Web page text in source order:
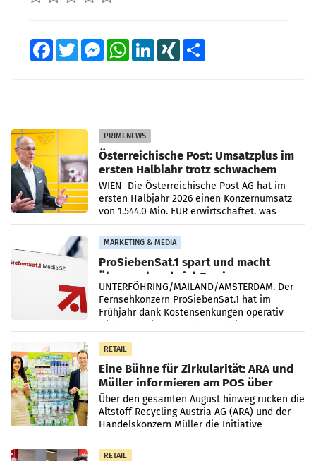
FacebookTwitter MessengerWhatsAppLinkedInXING
PRIMENEWS
Österreichische Post: Umsatzplus im
ersten Halbjahr trotz schwachem
Briefgeschäft
WIEN Die Österreichische Post AG hat im
ersten Halbjahr 2026 einen Konzernumsatz
von 1.544,0 Mio. EUR erwirtschaftet, was
einem Plus von 3,8 Prozent gegenüber dem
Vergleichszeitraum
MARKETING & MEDIA
ProSiebenSat.1 spart und macht
überraschend viel Gewinn
UNTERFÖHRING/MAILAND/AMSTERDAM. Der
Fernsehkonzern ProSiebenSat.1 hat im
Frühjahr dank Kostensenkungen operativ
RETAIL
Eine Bühne für Zirkularität: ARA und
Müller informieren am POS über
Kreislauffähigkeit
Über den gesamten August hinweg rücken die
Altstoff Recycling Austria AG (ARA) und der
Handelskonzern Müller die Initiative
„Kreislauf-Helden“ in allen österreichischen
Müller-Filialen
RETAIL